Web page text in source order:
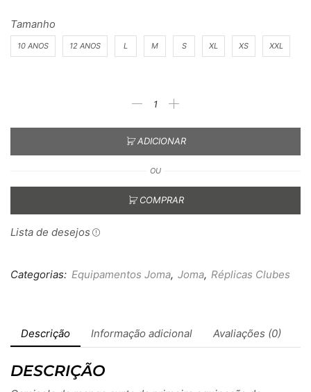
Tamanho
10 ANOS 12 ANOS L M S XL XS XXL
ADICIONAR
OU
COMPRAR
Lista de desejos
Categorias: Equipamentos Joma, Joma, Réplicas Clubes
Descrição Informação adicional Avaliações (0)
DESCRIÇÃO